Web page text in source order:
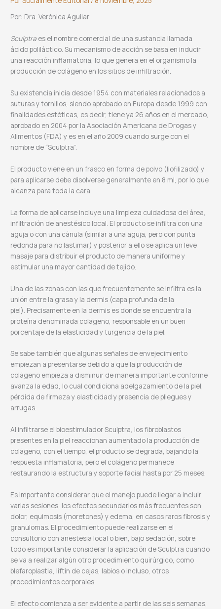
Por: Dra. Verónica Aguilar
Sculptra es el nombre comercial de una sustancia llamada
ácido poliláctico. Su mecanismo de acción se basa en inducir
una reacción inflamatoria, lo que genera en el organismo la
producción de colágeno en los sitios de infiltración.
Su existencia inicia desde 1954 con materiales relacionados a
suturas y tornillos, siendo aprobado en Europa desde 1999 con
finalidades estéticas, es decir, tiene ya 26 años en el mercado,
aprobado en 2004 por la Asociación Americana de Drogas y
Alimentos (FDA) y es en el año 2009 cuando surge con el
nombre de “Sculptra”.
El producto viene en un frasco en forma de polvo (liofilizado) y
para aplicarse debe disolverse generalmente en 8 ml, por lo que
alcanza para toda la cara.
La forma de aplicarse incluye una limpieza cuidadosa del área,
infiltración de anestésico local. El producto se infiltra con una
aguja o con una cánula (similar a una aguja, pero con punta
redonda para no lastimar) y posterior a ello se aplica un leve
masaje para distribuir el producto de manera uniforme y
estimular una mayor cantidad de tejido.
Una de las zonas con las que frecuentemente se infiltra es la
unión entre la grasa y la dermis (capa profunda de la
piel). Precisamente en la dermis es donde se encuentra la
proteína denominada colágeno, responsable en un buen
porcentaje de la elasticidad y turgencia de la piel.
Se sabe también que algunas señales de envejecimiento
empiezan a presentarse debido a que la producción de
colágeno empieza a disminuir de manera importante conforme
avanza la edad, lo cual condiciona adelgazamiento de la piel,
pérdida de firmeza y elasticidad y presencia de pliegues y
arrugas.
Al infiltrarse el bioestimulador Sculptra, los fibroblastos
presentes en la piel reaccionan aumentado la producción de
colágeno, con el tiempo, el producto se degrada, bajando la
respuesta inflamatoria, pero el colágeno permanece
restaurando la estructura y soporte facial hasta por 25 meses.
Es importante considerar que el manejo puede llegar a incluir
varias sesiones, los efectos secundarios más frecuentes son
dolor, equimosis (moretones) y edema, en casos raros fibrosis y
granulomas. El procedimiento puede realizarse en el
consultorio con anestesia local o bien, bajo sedación, sobre
todo es importante considerar la aplicación de Sculptra cuando
se va a realizar algún otro procedimiento quirúrgico, como
blefaroplastia, liftin de cejas, labios o incluso, otros
procedimientos corporales.
El efecto comienza a ser evidente a partir de las seis semanas,